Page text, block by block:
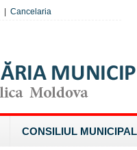
Cancelaria
CONSILIUL MUNICIPAL